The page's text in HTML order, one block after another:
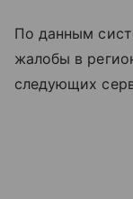
По данным
жалобы в
следующих